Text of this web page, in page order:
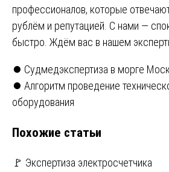
профессионалов, которые
рублём и репутацией. С нами —
быстро. Ждём вас в нашем
Навигация
по
⏺️ Судмедэкспертиза в морге
⏺️ Алгоритм проведение
оборудования
Похожие статьи
🚩 Экспертиза электросчетчика